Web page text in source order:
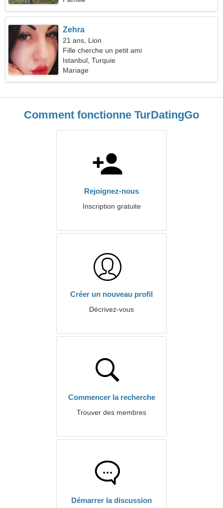
Zehra
21 ans, Lion
Fille cherche un petit ami
Istanbul, Turquie
Mariage
Comment fonctionne TurDatingGo
Rejoignez-nous
Inscription gratuite
Créer un nouveau profil
Décrivez-vous
Commencer la recherche
Trouver des membres
Démarrer la discussion